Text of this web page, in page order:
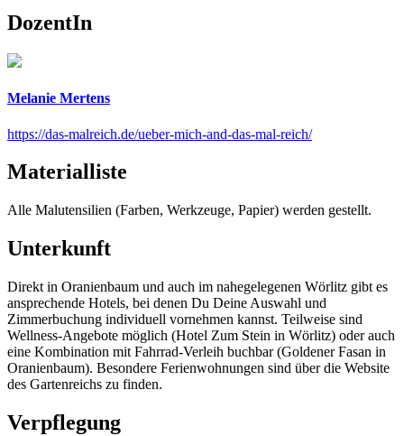
DozentIn
Melanie Mertens
https://das-malreich.de/ueber-mich-and-das-mal-reich/
Materialliste
Alle Malutensilien (Farben, Werkzeuge, Papier) werden gestellt.
Unterkunft
Direkt in Oranienbaum und auch im nahegelegenen Wörlitz gibt es
ansprechende Hotels, bei denen Du Deine Auswahl und
Zimmerbuchung individuell vornehmen kannst. Teilweise sind
Wellness-Angebote möglich (Hotel Zum Stein in Wörlitz) oder auch
eine Kombination mit Fahrrad-Verleih buchbar (Goldener Fasan in
Oranienbaum). Besondere Ferienwohnungen sind über die Website
des Gartenreichs zu finden.
Verpflegung